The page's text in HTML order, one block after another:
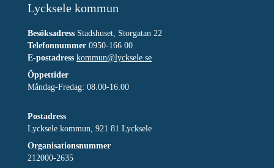
Lycksele kommun
Besöksadress Stadshuset, Storgatan 22
Telefonnummer 0950-166 00
E-postadress kommun@lycksele.se
Öppettider
Måndag-Fredag: 08.00-16.00
Postadress
Lycksele kommun, 921 81 Lycksele
Organisationsnummer
212000-2635